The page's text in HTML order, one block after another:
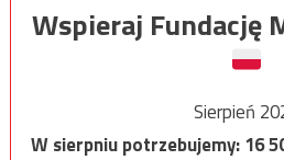
Wspieraj Fundację
Sierpień
W sierpniu potrzebujemy:16